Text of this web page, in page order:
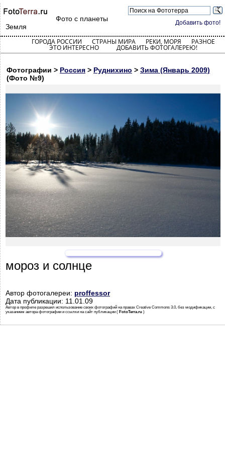
Добавить фото!
Фото с планеты
Земля
ГОРОДА РОССИИ СТРАНЫ МИРА РЕКИ, МОРЯ РАЗНОЕ
ЭТО ИНТЕРЕСНО ДОБАВИТЬ ФОТОГАЛЕРЕЮ!
Фотографии > Россия > Руднихино > Зима (Январь 2009)
(Фото №9)
мороз и солнце
Автор фотогалереи: proffessor
Дата публикации: 11.01.09
Автор в профиле разрешил использование своих фотографий на правах Creative Commons 3.0, без модификации, с
указанием автора фотографии и ссылки на сайт публикации ( FotoTerra.ru )